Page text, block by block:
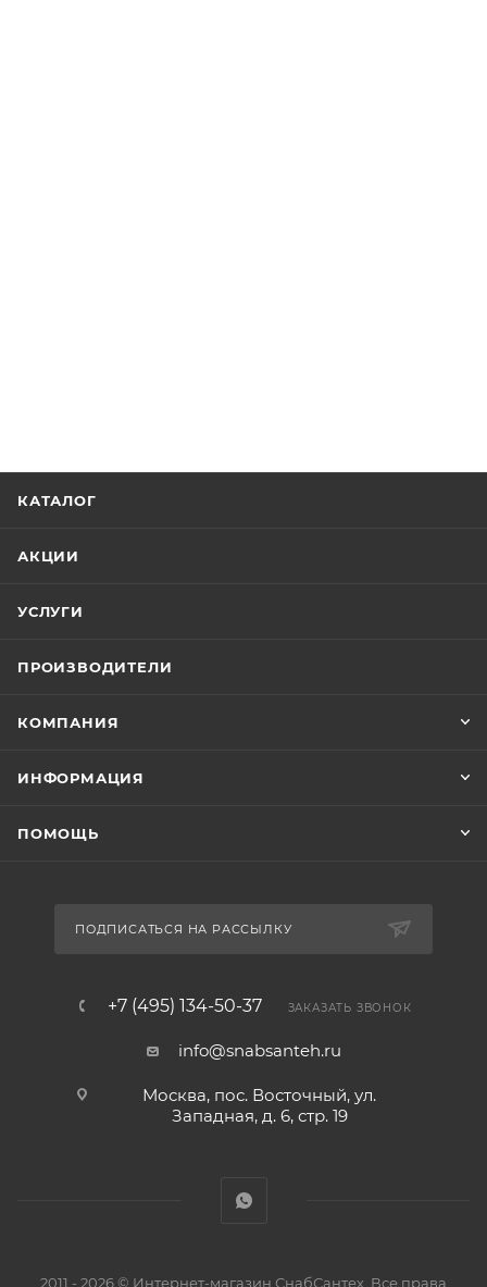
КАТАЛОГ
АКЦИИ
УСЛУГИ
ПРОИЗВОДИТЕЛИ
КОМПАНИЯ
ИНФОРМАЦИЯ
ПОМОЩЬ
ПОДПИСАТЬСЯ НА РАССЫЛКУ
+7 (495) 134-50-37 ЗАКАЗАТЬ ЗВОНОК
info@snabsanteh.ru
Москва, пос. Восточный, ул.
Западная, д. 6, стр. 19
2011 - 2026 © Интернет-магазин СнабСантех. Все права